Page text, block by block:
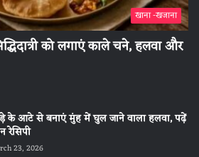
खाना -खजाना
को लगाएं काले चने, हलवा और
के आटे से बनाएं मुंह में घुल जाने वाला हलवा, पढ़ें
रेसिपी
23, 2026